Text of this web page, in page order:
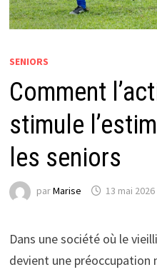
SENIORS
Comment
stimule
les seniors
parMarise 13 mai 2026
Dans une société où le
devient une préoccupation